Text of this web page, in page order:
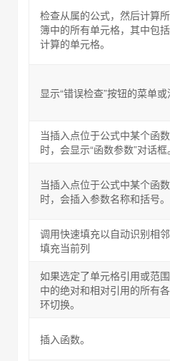
检查从属的公式，然后计算
簿中的所有单元格，其中包
计算的单元格。
显示“错误检查”按钮的菜单或
当插入点位于公式中某个函
时，会显示“函数参数”对话框。
当插入点位于公式中某个函
时，会插入参数名称和括号。
调用快速填充以自动识别相
填充当前列
如果选定了单元格引用或范
中的绝对和相对引用的所有
环切换。
插入函数。